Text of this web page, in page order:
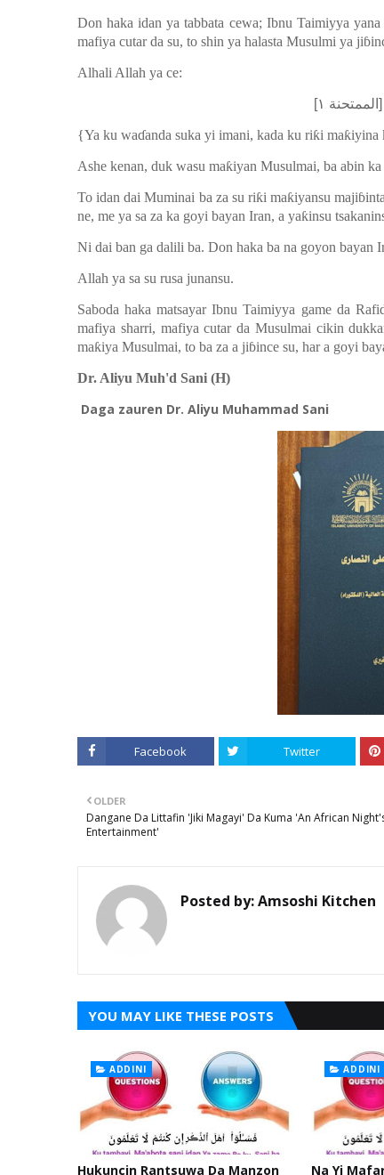
Don haka idan ya tabbata cewa; Ibnu Taimiyya yana
mafiya cutar da su, to shin ya halasta Musulmi ya jiɓ
Alhali Allah ya ce:
١]
{Ya ku waɗanda suka yi imani, kada ku riƙi maƙiyina
Ashe kenan, duk wasu maƙiyan Musulmai, ba abin ka
To idan dai Muminai ba za su riƙi maƙiyansu majiɓ
ne, me ya sa za ka goyi bayan Iran, a yaƙinsu
Ni dai ban ga dalili ba. Don haka ba na goyon bayan
Allah ya sa su rusa junansu.
Saboda haka matsayar Ibnu Taimiyya game da
mafiya sharri, mafiya cutar da Musulmai cikin
maƙiya Musulmai, to ba za a jiɓince su, har a goyi
Dr. Aliyu Muh'd Sani (H)
Daga zauren Dr. Aliyu Muhammad Sani
Facebook Twitter
OLDER
Dangane Da Littafin 'Jiki Magayi' Da Kuma 'An African
Entertainment'
Posted by:Amsoshi Kitchen
YOU MAY LIKE THESE POSTS
ADDINI
Hukuncin Rantsuwa Da Manzon
ADDINI
Na Yi